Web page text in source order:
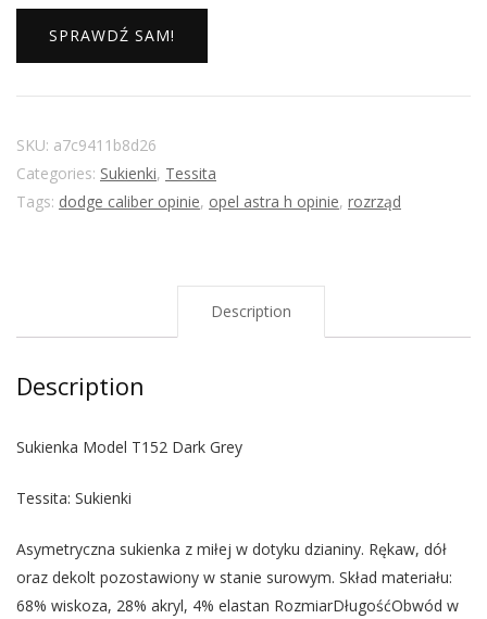
SPRAWDŹ SAM!
SKU: a7c9411b8d26
Categories: Sukienki, Tessita
Tags: dodge caliber opinie, opel astra h opinie, rozrząd
Description
Description
Sukienka Model T152 Dark Grey
Tessita: Sukienki
Asymetryczna sukienka z miłej w dotyku dzianiny. Rękaw, dół
oraz dekolt pozostawiony w stanie surowym. Skład materiału:
68% wiskoza, 28% akryl, 4% elastan RozmiarDługośćObwód w